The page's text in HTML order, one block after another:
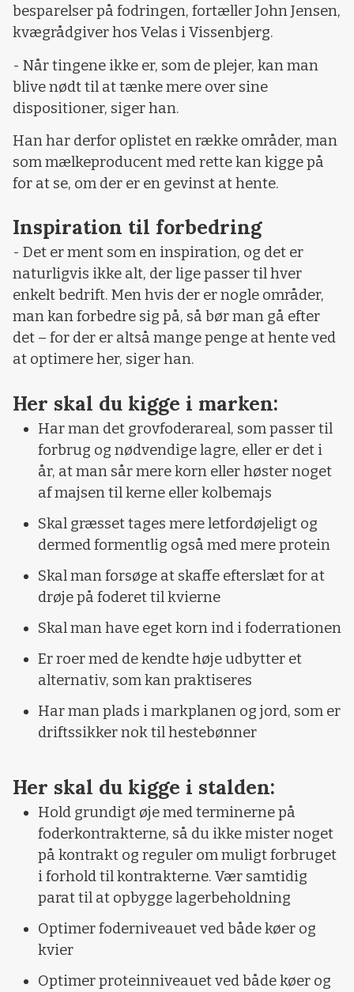
besparelser på fodringen, fortæller John Jensen,
kvægrådgiver hos Velas i Vissenbjerg.
- Når tingene ikke er, som de plejer, kan man
blive nødt til at tænke mere over sine
dispositioner, siger han.
Han har derfor oplistet en række områder, man
som mælkeproducent med rette kan kigge på
for at se, om der er en gevinst at hente.
Inspiration til forbedring
- Det er ment som en inspiration, og det er
naturligvis ikke alt, der lige passer til hver
enkelt bedrift. Men hvis der er nogle områder,
man kan forbedre sig på, så bør man gå efter
det – for der er altså mange penge at hente ved
at optimere her, siger han.
Her skal du kigge i marken:
Har man det grovfoderareal, som passer til
forbrug og nødvendige lagre, eller er det i
år, at man sår mere korn eller høster noget
af majsen til kerne eller kolbemajs
Skal græsset tages mere letfordøjeligt og
dermed formentlig også med mere protein
Skal man forsøge at skaffe efterslæt for at
drøje på foderet til kvierne
Skal man have eget korn ind i foderrationen
Er roer med de kendte høje udbytter et
alternativ, som kan praktiseres
Har man plads i markplanen og jord, som er
driftssikker nok til hestebønner
Her skal du kigge i stalden:
Hold grundigt øje med terminerne på
foderkontrakterne, så du ikke mister noget
på kontrakt og reguler om muligt forbruget
i forhold til kontrakterne. Vær samtidig
parat til at opbygge lagerbeholdning
Optimer foderniveauet ved både køer og
kvier
Optimer proteinniveauet ved både køer og